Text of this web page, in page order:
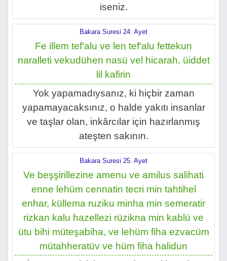
iseniz.
Bakara Suresi 24. Ayet
Fe illem tef'alu ve len tef'alu fettekun
naralleti vekudühen nasü vel hicarah, üiddet
lil kafirin
Yok yapamadıysanız, ki hiçbir zaman
yapamayacaksınız, o halde yakıtı insanlar
ve taşlar olan, inkârcılar için hazırlanmış
ateşten sakının.
Bakara Suresi 25. Ayet
Ve beşşirillezine amenu ve amilus salihati
enne lehüm cennatin tecri min tahtihel
enhar, küllema ruziku minha min semeratir
rizkan kalu hazellezi rüzikna min kablü ve
ütu bihi müteşabiha, ve lehüm fiha ezvacüm
mütahheratüv ve hüm fiha halidun